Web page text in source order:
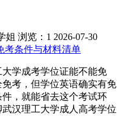
姐 浏览：1 2026-07-30
考条件与材料清单
学成考学位证能不能免
考，但学位英语确实有免
，就能省去这个考试环
汉理工大学成人高考学位